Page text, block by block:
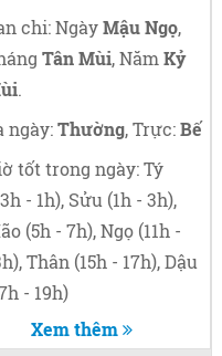
chi: NgàyMậu Ngọ,
Tân Mùi, Năm Kỷ
.
ngày:Thường, Trực:Bế
tốt trong ngày: Tý
- 1h), Sửu (1h - 3h),
(5h - 7h), Ngọ (11h -
Thân (15h - 17h), Dậu
- 19h)
Xem thêm